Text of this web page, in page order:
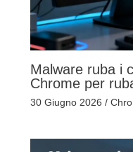
Malware ruba i
Chrome per
30 Giugno 2026 /